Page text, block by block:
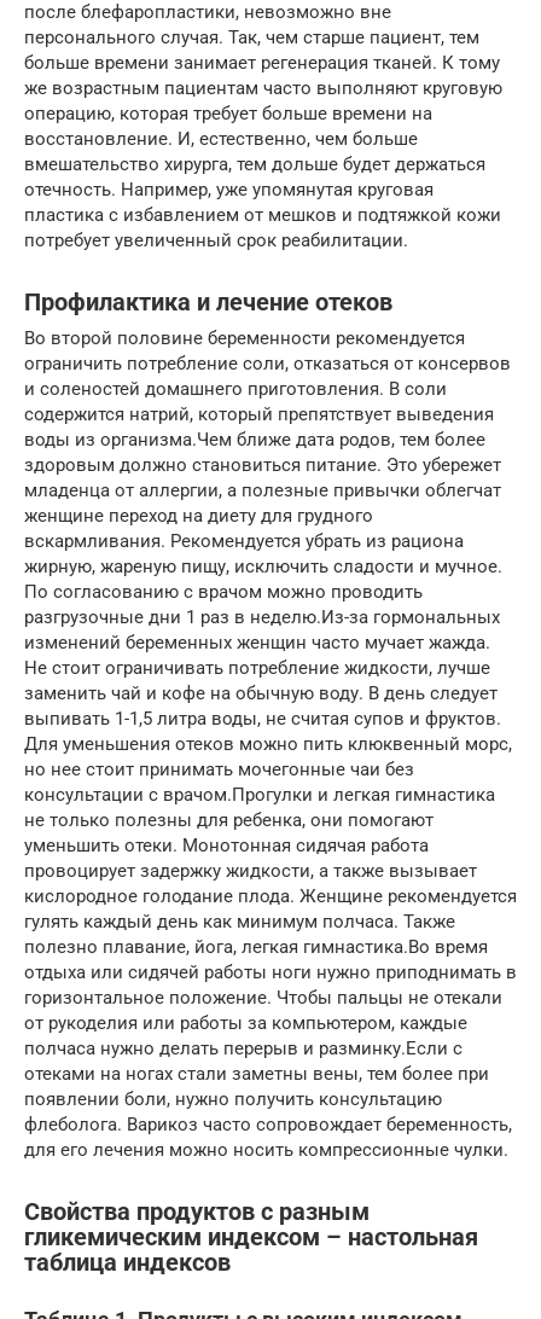
после блефаропластики, невозможно вне
персонального случая. Так, чем старше пациент, тем
больше времени занимает регенерация тканей. К тому
же возрастным пациентам часто выполняют круговую
операцию, которая требует больше времени на
восстановление. И, естественно, чем больше
вмешательство хирурга, тем дольше будет держаться
отечность. Например, уже упомянутая круговая
пластика с избавлением от мешков и подтяжкой кожи
потребует увеличенный срок реабилитации.
Профилактика и лечение отеков
Во второй половине беременности рекомендуется
ограничить потребление соли, отказаться от консервов
и соленостей домашнего приготовления. В соли
содержится натрий, который препятствует выведения
воды из организма.Чем ближе дата родов, тем более
здоровым должно становиться питание. Это убережет
младенца от аллергии, а полезные привычки облегчат
женщине переход на диету для грудного
вскармливания. Рекомендуется убрать из рациона
жирную, жареную пищу, исключить сладости и мучное.
По согласованию с врачом можно проводить
разгрузочные дни 1 раз в неделю.Из-за гормональных
изменений беременных женщин часто мучает жажда.
Не стоит ограничивать потребление жидкости, лучше
заменить чай и кофе на обычную воду. В день следует
выпивать 1-1,5 литра воды, не считая супов и фруктов.
Для уменьшения отеков можно пить клюквенный морс,
но нее стоит принимать мочегонные чаи без
консультации с врачом.Прогулки и легкая гимнастика
не только полезны для ребенка, они помогают
уменьшить отеки. Монотонная сидячая работа
провоцирует задержку жидкости, а также вызывает
кислородное голодание плода. Женщине рекомендуется
гулять каждый день как минимум полчаса. Также
полезно плавание, йога, легкая гимнастика.Во время
отдыха или сидячей работы ноги нужно приподнимать в
горизонтальное положение. Чтобы пальцы не отекали
от рукоделия или работы за компьютером, каждые
полчаса нужно делать перерыв и разминку.Если с
отеками на ногах стали заметны вены, тем более при
появлении боли, нужно получить консультацию
флеболога. Варикоз часто сопровождает беременность,
для его лечения можно носить компрессионные чулки.
Свойства продуктов с разным
гликемическим индексом – настольная
таблица индексов